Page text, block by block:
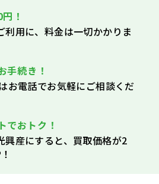
！
利用に、料金は一切かかりま
手続き！
お電話でお気軽にご相談くだ
でおトク！
興産にすると、買取価格が2